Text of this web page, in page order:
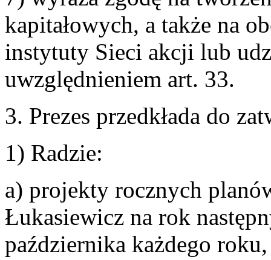
kapitałowych, a także na
instytuty Sieci akcji lub
uwzględnieniem art. 33.
3. Prezes przedkłada do
1) Radzie:
a) projekty rocznych
Łukasiewicz na rok
października każdego roku,